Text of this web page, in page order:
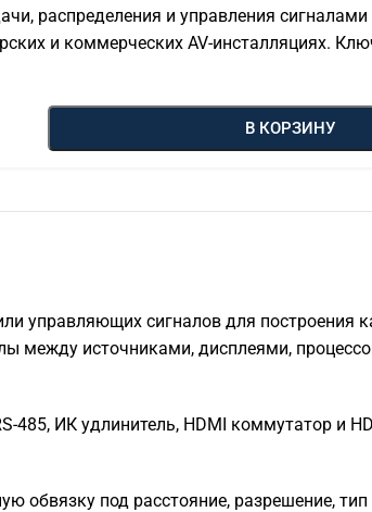
распределения и управления сигналами
и коммерческих AV-инсталляциях.
В КОРЗИНУ
управляющих сигналов для построения
между источниками, дисплеями,
485, ИК удлинитель, HDMI коммутатор и
обвязку под расстояние, разрешение, тип